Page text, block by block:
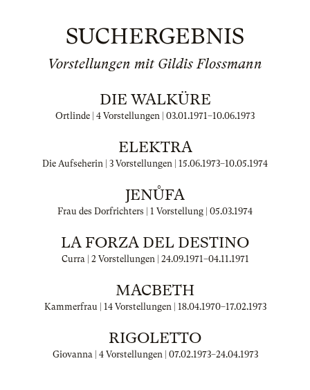
SUCHERGEBNIS
Vorstellungen mit Gildis Flossmann
DIE WALKÜRE
Ortlinde | 4 Vorstellungen | 03.01.1971–10.06.1973
ELEKTRA
Die Aufseherin | 3 Vorstellungen | 15.06.1973–10.05.1974
JENŮFA
Frau des Dorfrichters | 1 Vorstellung | 05.03.1974
LA FORZA DEL DESTINO
Curra | 2 Vorstellungen | 24.09.1971–04.11.1971
MACBETH
Kammerfrau | 14 Vorstellungen | 18.04.1970–17.02.1973
RIGOLETTO
Giovanna | 4 Vorstellungen | 07.02.1973–24.04.1973